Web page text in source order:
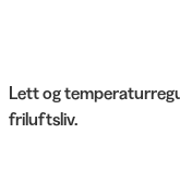
Lett og
friluftsliv.